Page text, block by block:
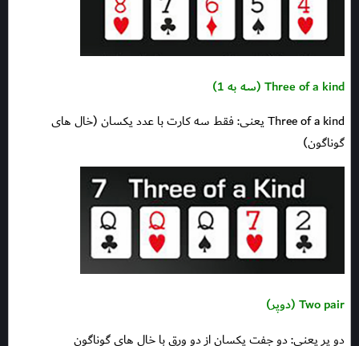
Three of a kind (سه به 1)
Three of a kind یعنی: فقط سه کارت با عدد یکسان (خال های
گوناگون)
Two pair (دوپر)
دو پر یعنی: دو جفت یکسان از دو ورق با خال های گوناگون